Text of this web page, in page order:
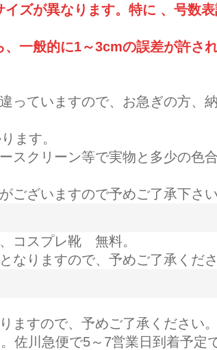
ズが異なります。特に 、号数
一般的に1～3cmの誤差が許され
っていますので、お急ぎの方、
ます。
スクリーン等で実物と多少の色
ざいますので予めご了承下さい
コスプレ靴 無料。
りますので、予めご了承くださ
すので、予めご了承ください。
佐川急便で5～7営業日到着予定で